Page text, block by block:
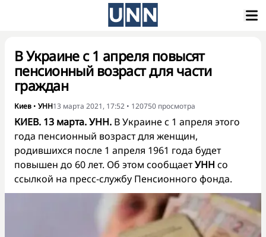
В Украине с 1 апреля повысят
пенсионный возраст для части
граждан
Киев • УНН13 марта 2021, 17:52 • 120750 просмотра
КИЕВ. 13 марта. УНН. В Украине с 1 апреля этого
года пенсионный возраст для женщин,
родившихся после 1 апреля 1961 года будет
повышен до 60 лет. Об этом сообщаетУНН со
ссылкой на пресс-службу Пенсионного фонда.